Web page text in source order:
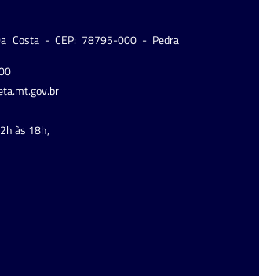
Costa - CEP: 78795-000 - Pedra
às 18h,